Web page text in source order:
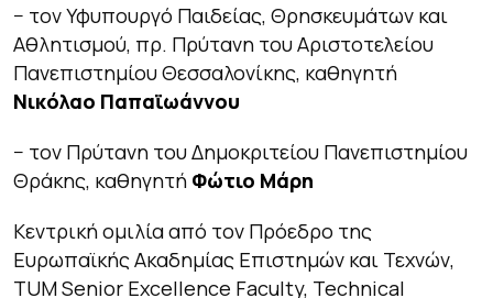
− τον Υφυπουργό Παιδείας, Θρησκευμάτων και
Αθλητισμού, πρ. Πρύτανη του Αριστοτελείου
Πανεπιστημίου Θεσσαλονίκης, καθηγητή
Νικόλαο Παπαϊωάννου
− τον Πρύτανη του Δημοκριτείου Πανεπιστημίου
Θράκης, καθηγητή Φώτιο Μάρη
Κεντρική ομιλία από τον Πρόεδρο της
Ευρωπαϊκής Ακαδημίας Επιστημών και Τεχνών,
TUM Senior Excellence Faculty, Technical